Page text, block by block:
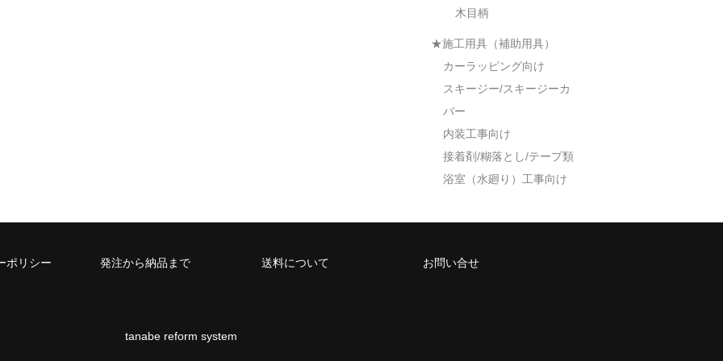
木目柄
★施工用具（補助用具）
カーラッピング向け
スキージー/スキージーカ
バー
内装工事向け
接着剤/糊落とし/テープ類
浴室（水廻り）工事向け
ポリシー 発注から納品まで 送料について お問い合せ
tanabe reform system